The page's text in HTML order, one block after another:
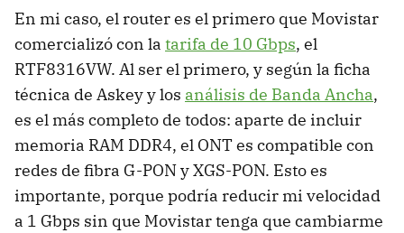
En mi caso, el router es el primero que Movistar
comercializó con la tarifa de 10 Gbps, el
RTF8316VW. Al ser el primero, y según la ficha
técnica de Askey y los análisis de Banda Ancha,
es el más completo de todos: aparte de incluir
memoria RAM DDR4, el ONT es compatible con
redes de fibra G-PON y XGS-PON. Esto es
importante, porque podría reducir mi velocidad
a 1 Gbps sin que Movistar tenga que cambiarme